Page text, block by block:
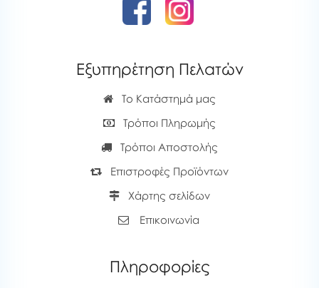
Εξυπηρέτηση Πελατών
Το Κατάστημά μας
Τρόποι Πληρωμής
Τρόποι Αποστολής
Επιστροφές Προϊόντων
Χάρτης σελίδων
Επικοινωνία
Πληροφορίες